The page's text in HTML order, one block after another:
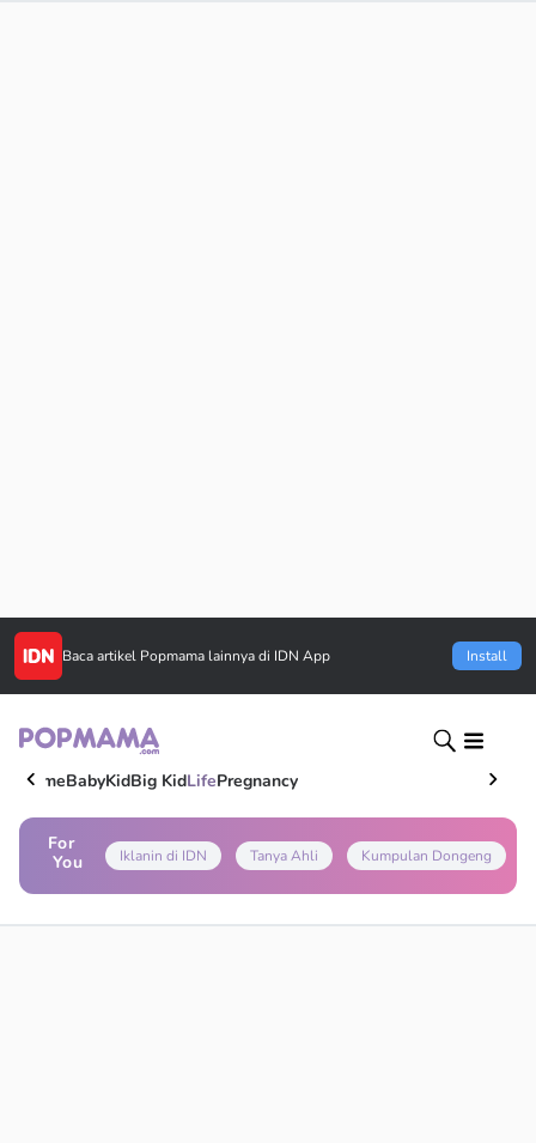
Baca artikel Popmama lainnya di IDN App Install
HomeBabyKidBig KidLifePregnancy
For
You
Iklanin di IDN Tanya Ahli Kumpulan Dongeng